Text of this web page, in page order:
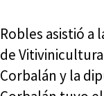
Robles asistió a
de
Corbalán y la